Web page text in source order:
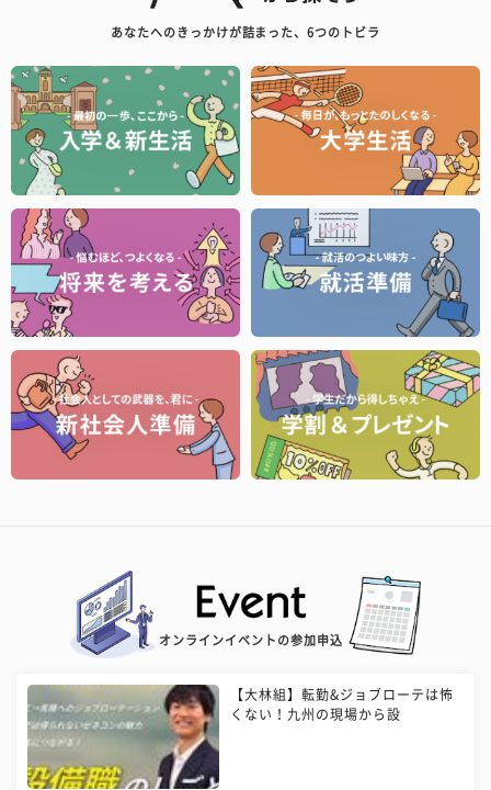
あなたへのきっかけが詰まった、6つのトビラ
オンラインイベントの参加申込
【大林組】転勤&ジョブローテは怖
くない！九州の現場から設